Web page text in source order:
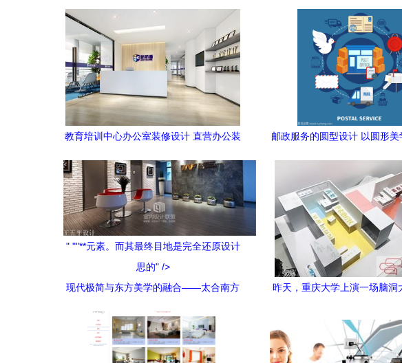
教育培训中心办公室装修设计 直营办公装
邮政服务的圆型设计 以圆形美
" ""**元素。而其最终目地是完全还原设计
思的" />
现代极简与东方美学的融合——太合南方
空间的设计不再仅仅是满足功能性需求，
更强调人性化、高效化以及独特的文化韵
昨天，重庆大学上演一场脑洞